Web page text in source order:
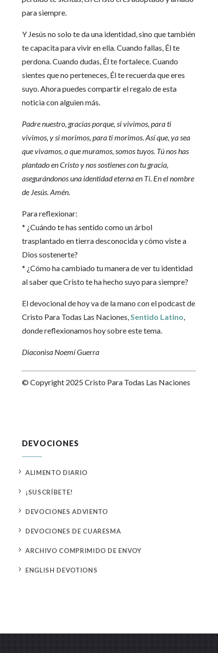
para siempre.
Y Jesús no solo te da una identidad, sino que también
te capacita para vivir en ella. Cuando fallas, Él te
perdona. Cuando dudas, Él te fortalece. Cuando
sientes que no perteneces, Él te recuerda que eres
suyo. Ahora puedes compartir el regalo de esta
noticia con alguien más.
Padre nuestro, gracias porque, si vivimos, para ti
vivimos, y si morimos, para ti morimos. Así que, ya sea
que vivamos, o que muramos, somos tuyos. Tú nos has
plantado en Cristo y nos sostienes con tu gracia,
asegurándonos una identidad eterna en Ti. En el nombre
de Jesús. Amén.
Para reflexionar:
* ¿Cuándo te has sentido como un árbol
trasplantado en tierra desconocida y cómo viste a
Dios sostenerte?
* ¿Cómo ha cambiado tu manera de ver tu identidad
al saber que Cristo te ha hecho suyo para siempre?
El devocional de hoy va de la mano con el podcast de
Cristo Para Todas Las Naciones,Sentido Latino,
donde reflexionamos hoy sobre este tema.
Diaconisa Noemí Guerra
© Copyright 2025 Cristo Para Todas Las Naciones
DEVOCIONES
5 ALIMENTO DIARIO
5 ¡SUSCRÍBETE!
5 DEVOCIONES ADVIENTO
5 DEVOCIONES DE CUARESMA
5 ARCHIVO COMPRIMIDO DE ENVOY
5 ENGLISH DEVOTIONS